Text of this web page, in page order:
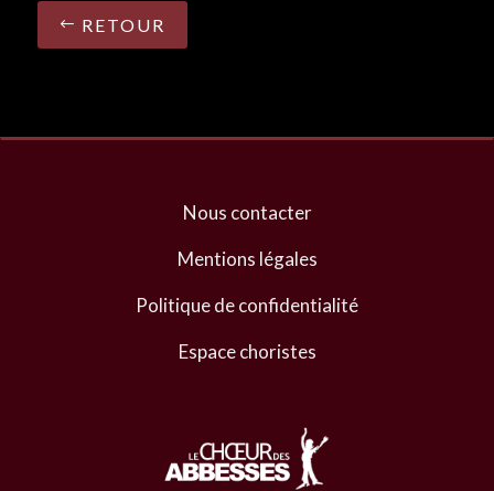
RETOUR
Nous contacter
Mentions légales
Politique de confidentialité
Espace choristes